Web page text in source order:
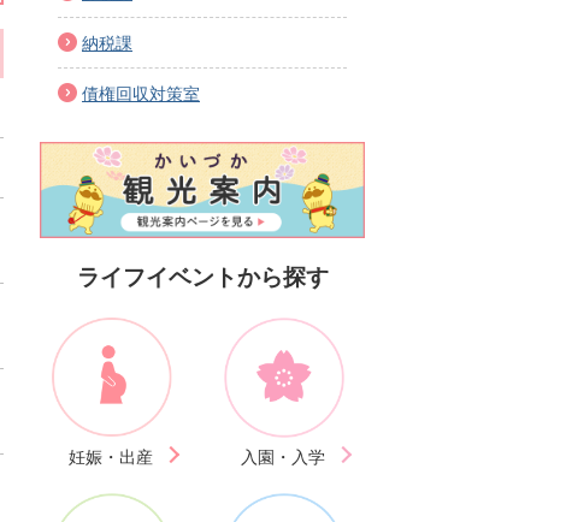
納税課
債権回収対策室
ライフイベントから探す
妊娠・出産 入園・入学